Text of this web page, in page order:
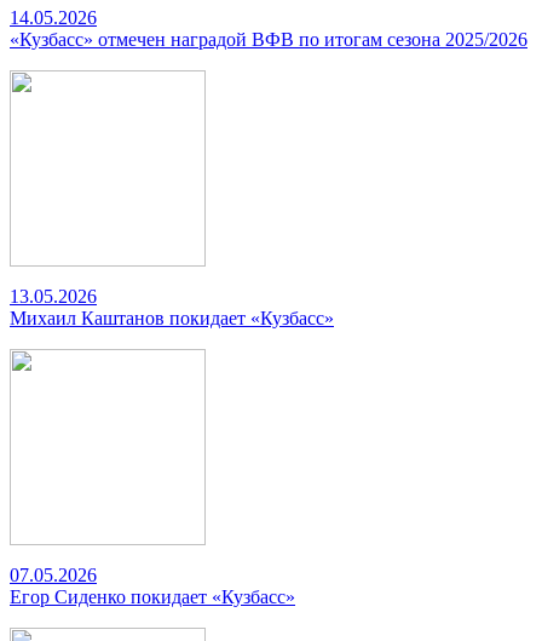
14.05.2026
«Кузбасс» отмечен наградой ВФВ по итогам сезона 2025/2026
13.05.2026
Михаил Каштанов покидает «Кузбасс»
07.05.2026
Егор Сиденко покидает «Кузбасс»